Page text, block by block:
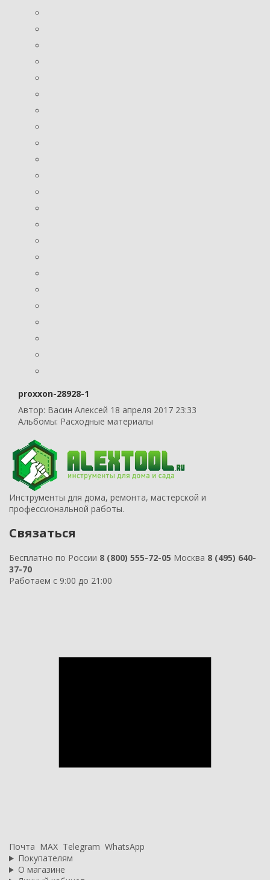
proxxon-28928-1
Автор: Васин Алексей 18 апреля 2017 23:33
Альбомы: Расходные материалы
Инструменты для дома, ремонта, мастерской и
профессиональной работы.
Связаться
Бесплатно по России 8 (800) 555-72-05 Москва 8 (495) 640-
37-70
Работаем с 9:00 до 21:00
Почта MAX Telegram WhatsApp
Покупателям
О магазине